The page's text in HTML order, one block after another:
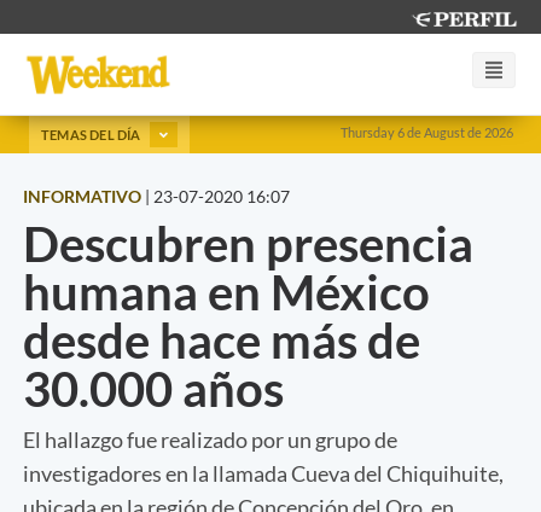
Thursday 6 de August de 2026
TEMAS DEL DÍA
INFORMATIVO | 23-07-2020 16:07
Descubren presencia
humana en México
desde hace más de
30.000 años
El hallazgo fue realizado por un grupo de
investigadores en la llamada Cueva del Chiquihuite,